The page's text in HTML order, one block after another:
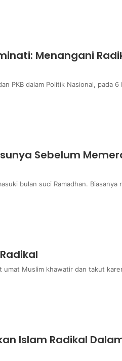
Menangani
PKB dalam Politik Nasional, pada 6
Sebelum
bulan suci Ramadhan. Biasanya
umat Muslim khawatir dan takut
Islam Radikal